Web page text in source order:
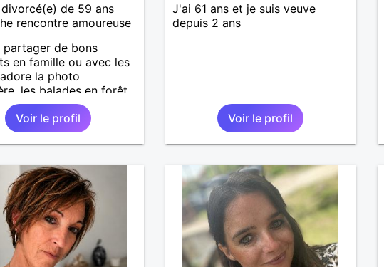
divorcé(e) de 59 ans
rencontre amoureuse
partager de bons
en famille ou avec les
la photo
les balades en forêt
Je recherche une
sympa et on verra si
Envoyez-moi message.
Voir le profil
J'ai 61 ans et je suis veuve
depuis 2 ans
Voir le profil